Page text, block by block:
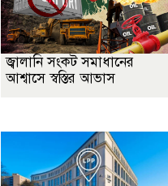
জ্বালানি সংকট সমাধানের
আশ্বাসে স্বস্তির আভাস